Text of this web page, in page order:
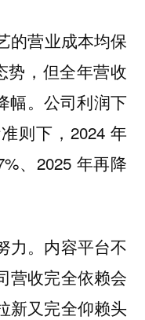
的营业成本均保
势，但全年营收
幅。公司利润下
则下，2024 年
、2025 年再降
力。内容平台不
营收完全依赖会
新又完全仰赖头